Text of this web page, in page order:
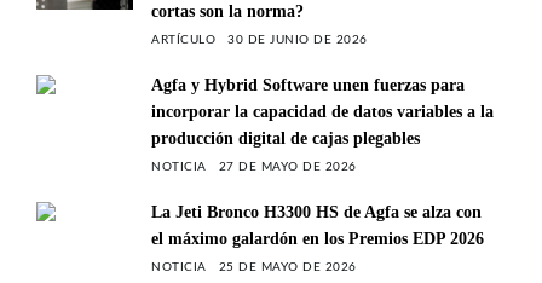
cortas son la norma?
ARTÍCULO 30 DE JUNIO DE 2026
Agfa y Hybrid Software unen fuerzas para
incorporar la capacidad de datos variables a la
producción digital de cajas plegables
NOTICIA 27 DE MAYO DE 2026
La Jeti Bronco H3300 HS de Agfa se alza con
el máximo galardón en los Premios EDP 2026
NOTICIA 25 DE MAYO DE 2026